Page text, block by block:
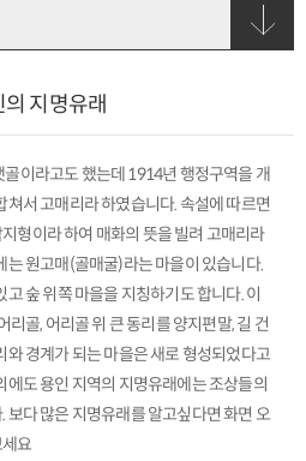
의 지명유래
이라고도 했는데 1914년 행정구역을 개
쳐서 고매리라 하였습니다. 속설에 따르면
형이라 하여 매화의 뜻을 빌려 고매리라
는 원고매(골매굴)라는 마을이 있습니다.
숲 위쪽 마을을 지칭하기도 합니다. 이
리골, 어리골 위 큰 동리를 양지편말, 길 건
와 경계가 되는 마을은 새로 형성되었다고
에도 용인 지역의 지명유래에는 조상들의
보다 많은 지명유래를 알고싶다면 화면 오
요